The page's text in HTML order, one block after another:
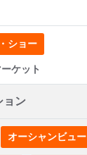
ショー
ケット
ョン
オーシャンビュー